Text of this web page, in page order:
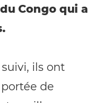
Congo qui a
ils ont
de